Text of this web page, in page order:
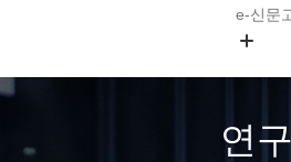
e-신문
고객의
수의계
연